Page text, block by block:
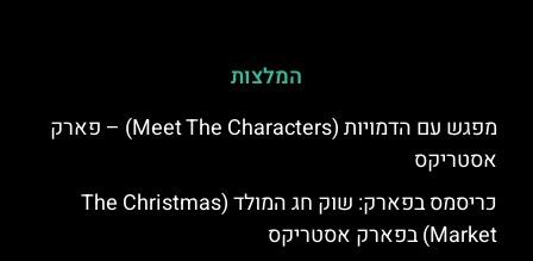
המלצות
מפגש עם הדמויות (Meet The Characters) – פארק
אסטריקס
כריסמס בפארק: שוק חג המולד (The Christmas
Market) בפארק אסטריקס